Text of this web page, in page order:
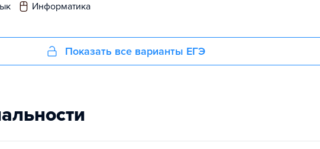
информатика
Показать все варианты ЕГЭ